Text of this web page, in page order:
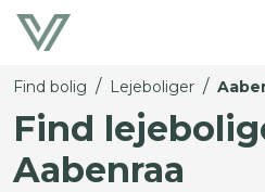
Find bolig / Lejeboliger /
Find
Aabenraa